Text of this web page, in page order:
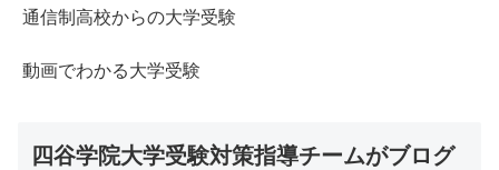
通信制高校からの大学受験
動画でわかる大学受験
四谷学院大学受験対策指導チームがブログ